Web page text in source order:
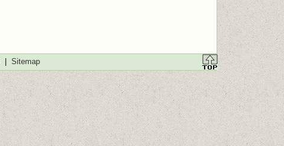
Sitemap